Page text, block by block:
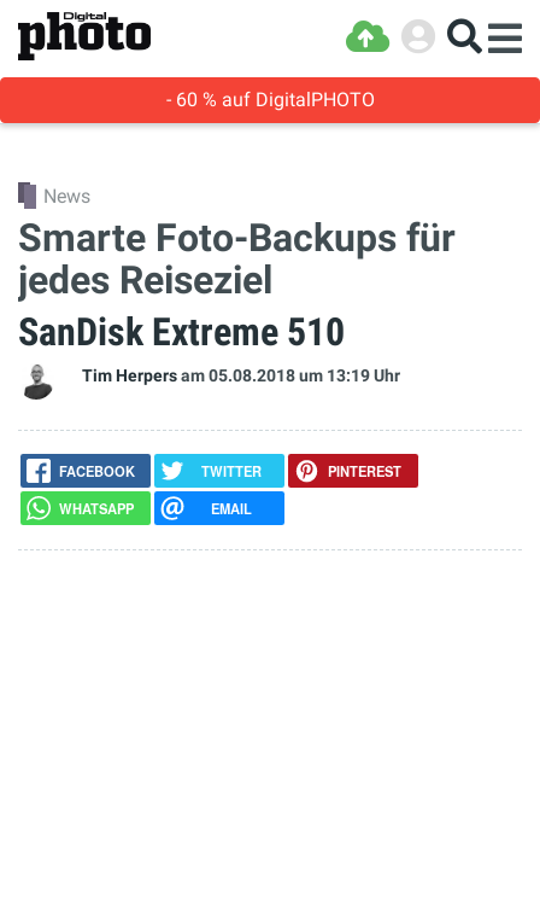
- 60 % auf DigitalPHOTO
News
Smarte Foto-Backups für
jedes Reiseziel
SanDisk Extreme 510
Tim Herpersam 05.08.2018um 13:19 Uhr
FACEBOOK TWITTER
PINTEREST
WHATSAPP
EMAIL